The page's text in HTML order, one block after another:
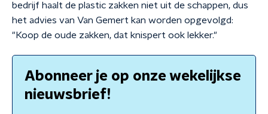
bedrijf haalt de plastic zakken niet uit de schappen, dus
het advies van Van Gemert kan worden opgevolgd:
"Koop de oude zakken, dat knispert ook lekker."
Abonneer je op onze wekelijkse
nieuwsbrief!